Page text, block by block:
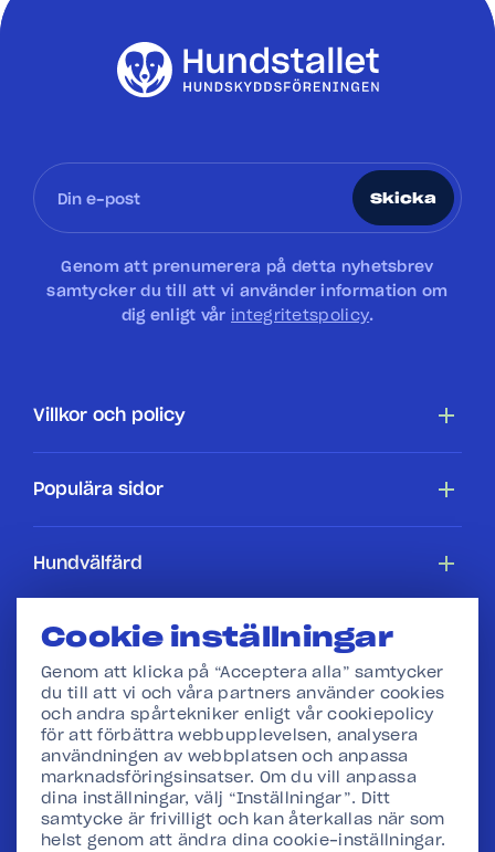
Cookie inställningar
Genom att klicka på “Acceptera alla” samtycker
du till att vi och våra partners använder cookies
och andra spårtekniker enligt vår cookiepolicy
för att förbättra webbupplevelsen, analysera
användningen av webbplatsen och anpassa
marknadsföringsinsatser. Om du vill anpassa
dina inställningar, välj “Inställningar”. Ditt
samtycke är frivilligt och kan återkallas när som
helst genom att ändra dina cookie-inställningar.
Skicka
Genom att prenumerera på detta nyhetsbrev
samtycker du till att vi använder information om
dig enligt vår integritetspolicy.
Villkor och policy
Tillgänglighetsredogörelse
Villkor
Populära sidor
Hundar
Webbshop
Hundvälfärd
Hundars rättigheter
I skolan
Hundstallet
Press
Vår verksamhet
Stadgar och Redovisning